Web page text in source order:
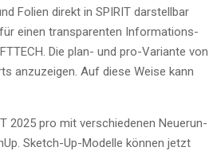
Foli­en direkt in SPIRIT dar­stell­bar
für einen trans­pa­ren­ten Infor­ma­ti­ons­
Die plan- und pro-Vari­an­te von
anzu­zei­gen. Auf die­se Wei­se kann
2025 pro mit ver­schie­de­nen Neue­run­
Sketch-Up-Model­le kön­nen jetzt